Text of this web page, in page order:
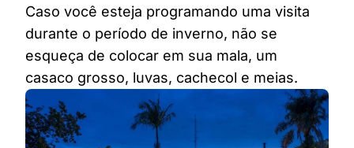
Caso você esteja programando uma visita
durante o período de inverno, não se
esqueça de colocar em sua mala, um
casaco grosso, luvas, cachecol e meias.